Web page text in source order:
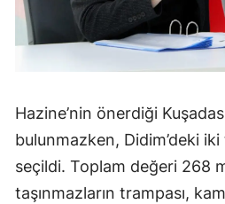
Hazine’nin önerdiği
bulunmazken, Didim’deki
seçildi. Toplam değeri 268
taşınmazların trampası,